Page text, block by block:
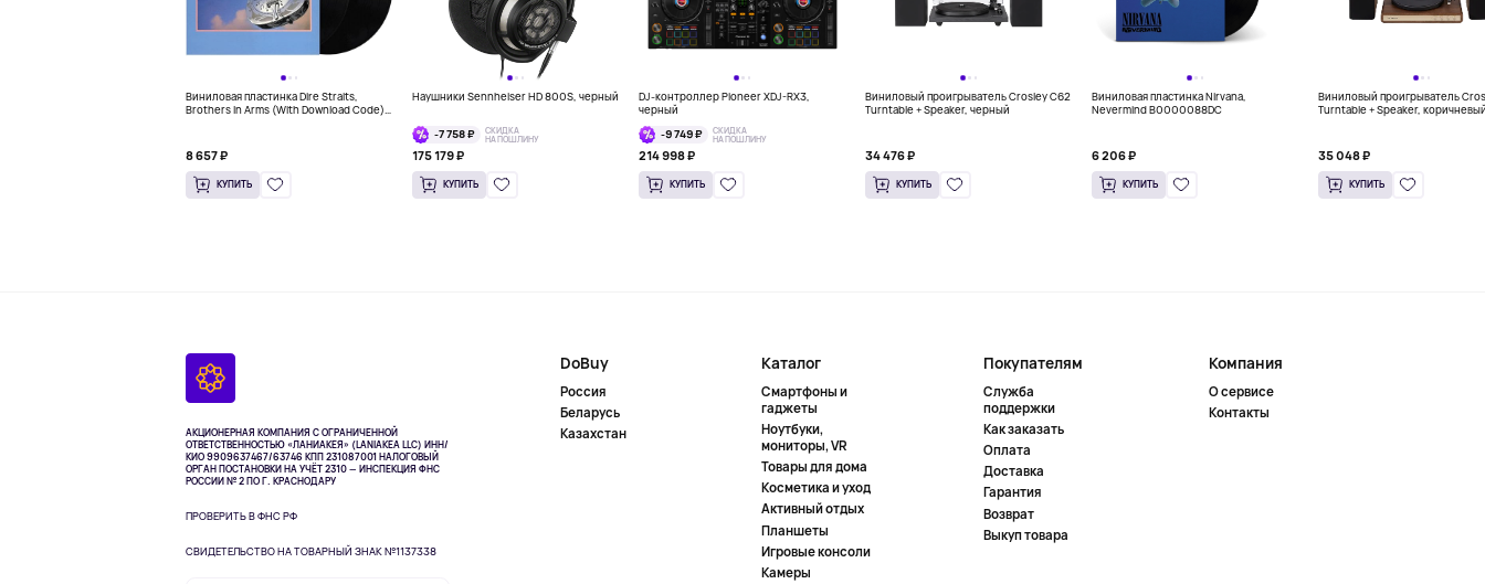
Виниловая пластинка Dire Straits,
Brothers In Arms (With Download Code)
8 657 ₽
КУПИТЬ
Наушники Sennheiser HD 800S, черный
-7 758 ₽
СКИДКА
НА ПОШЛИНУ
175 179 ₽
КУПИТЬ
DJ-контроллер Pioneer XDJ-RX3,
черный
-9 749 ₽
СКИДКА
НА ПОШЛИНУ
214 998 ₽
КУПИТЬ
Виниловый проигрыватель Crosley C62
Turntable + Speaker, черный
34 476 ₽
КУПИТЬ
Виниловая пластинка Nirvana,
Nevermind B0000088DC
6 206 ₽
КУПИТЬ
Виниловый проигрыватель
Turntable + Speaker,
35 048 ₽
КУПИТЬ
АКЦИОНЕРНАЯ КОМПАНИЯ С ОГРАНИЧЕННОЙ
ОТВЕТСТВЕННОСТЬЮ «ЛАНИАКЕЯ» (LANIAKEA LLC) ИНН/
КИО 9909637467/63746 КПП 231087001НАЛОГОВЫЙ
ОРГАН ПОСТАНОВКИ НА УЧЁТ 2310 — ИНСПЕКЦИЯ ФНС
РОССИИ № 2 ПО Г. КРАСНОДАРУ
ПРОВЕРИТЬ В ФНС РФ
СВИДЕТЕЛЬСТВО НА ТОВАРНЫЙ ЗНАК №1137338
DoBuy
Россия
Беларусь
Казахстан
Каталог
Смартфоны и
гаджеты
Ноутбуки,
мониторы, VR
Товары для дома
Косметика и уход
Активный отдых
Планшеты
Игровые консоли
Камеры
Покупателям
Служба
поддержки
Как заказать
Оплата
Доставка
Гарантия
Возврат
Выкуп товара
Компания
О сервисе
Контакты